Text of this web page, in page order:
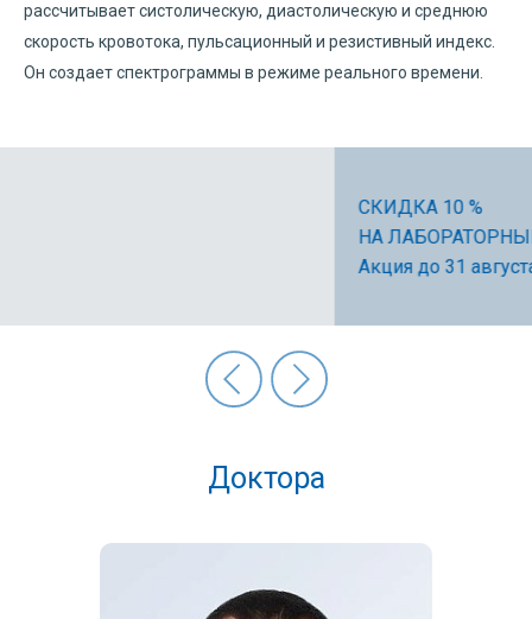
рассчитывает систолическую, диастолическую и среднюю
скорость кровотока, пульсационный и резистивный индекс.
Он создает спектрограммы в режиме реального времени.
НА ЛАБОРАТОРНЫЕ ИССЛЕДОВАНИЯ
Доктора